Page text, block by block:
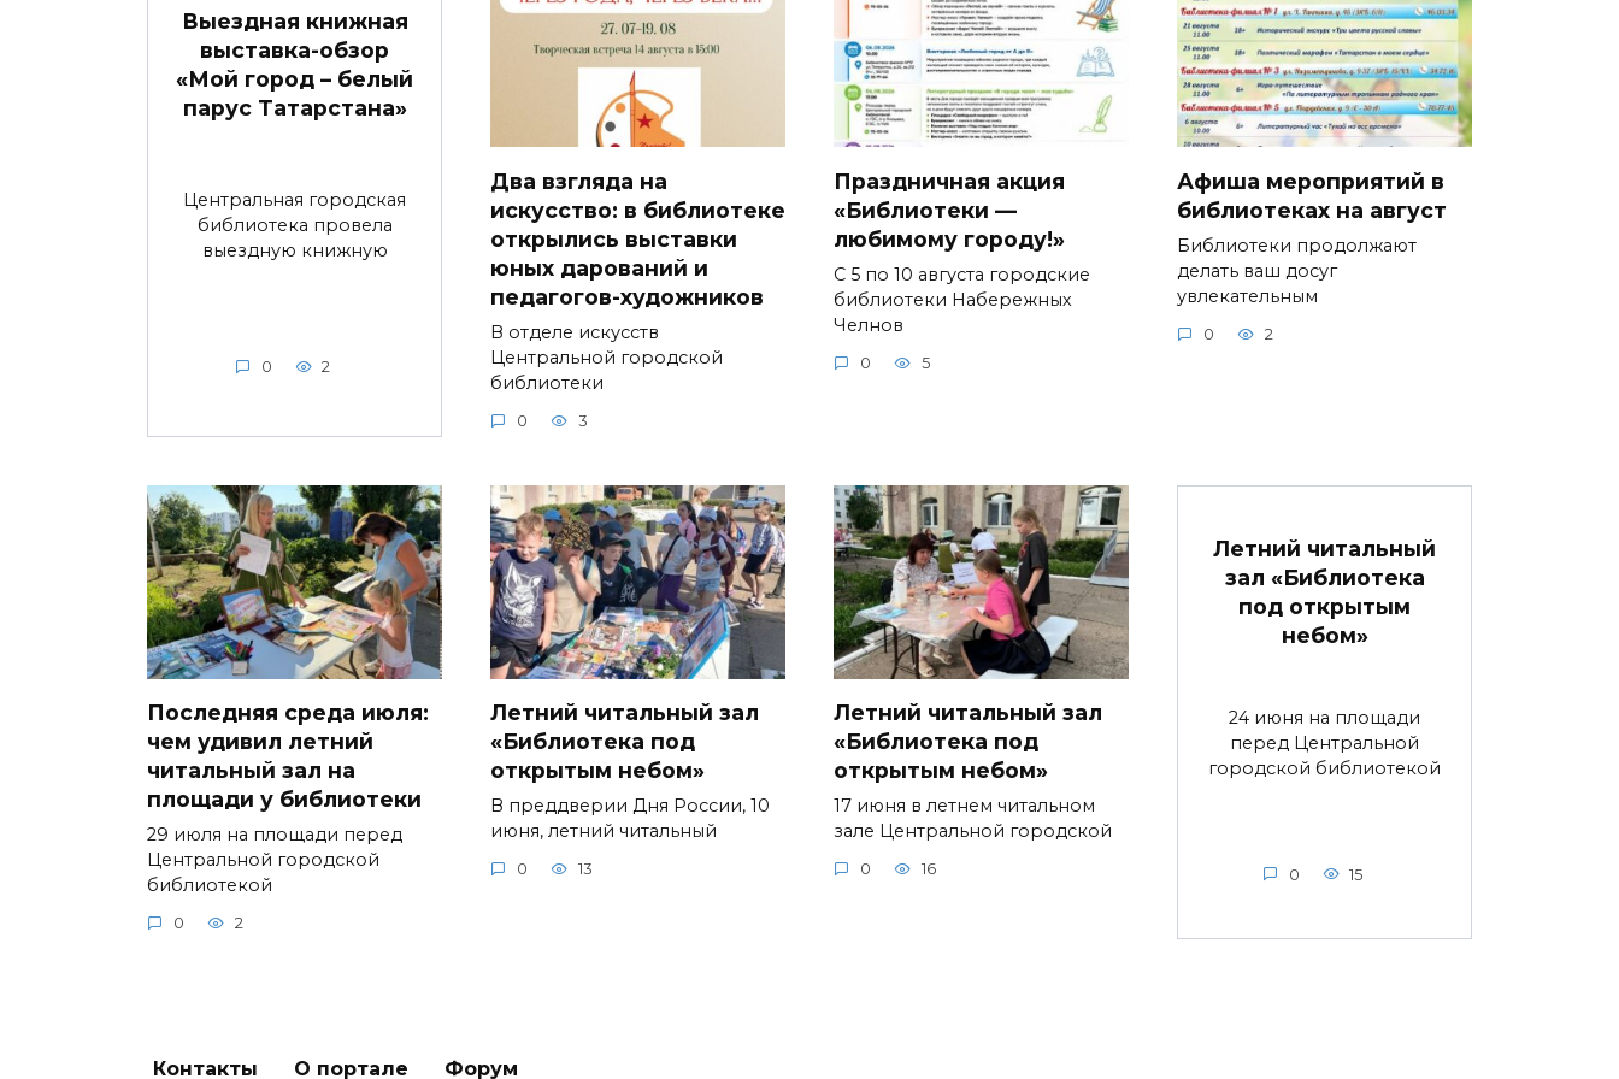
Выездная книжная
выставка-обзор
«Мой город – белый
парус Татарстана»
Центральная городская
библиотека провела
выездную книжную
0 2
Два взгляда на
искусство: в библиотеке
открылись выставки
юных дарований и
педагогов-художников
В отделе искусств
Центральной городской
библиотеки
0 3
Праздничная акция
«Библиотеки —
любимому городу!»
С 5 по 10 августа городские
библиотеки Набережных
Челнов
0 5
Афиша мероприятий в
библиотеках на август
Библиотеки продолжают
делать ваш досуг
увлекательным
0 2
Последняя среда июля:
чем удивил летний
читальный зал на
площади у библиотеки
29 июля на площади перед
Центральной городской
библиотекой
0 2
Летний читальный зал
«Библиотека под
открытым небом»
В преддверии Дня России, 10
июня, летний читальный
0 13
Летний читальный зал
«Библиотека под
открытым небом»
17 июня в летнем читальном
зале Центральной городской
0 16
Летний читальный
зал «Библиотека
под открытым
небом»
24 июня на площади
перед Центральной
городской библиотекой
0 15
Контакты О портале Форум